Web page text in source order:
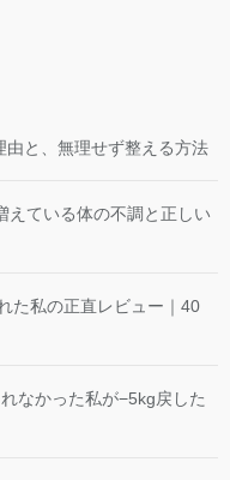
と、無理せず整える方法
えている体の不調と正しい
た私の正直レビュー｜40
なかった私が−5kg戻した